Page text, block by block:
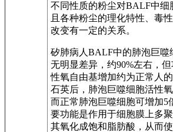
不同性质的粉尘对BALF中细
且各种粉尘的理化特性、毒
改变有一定的关系。
矽肺病人BALF中的肺泡巨噬
无明显差异，约90%左右，
性氧自由基增加约为正常人
石英后，肺泡巨噬细胞活性
而正常肺泡巨噬细胞可增加5
要功能是作用于细胞膜上多
其氧化成饱和脂肪酸，从而